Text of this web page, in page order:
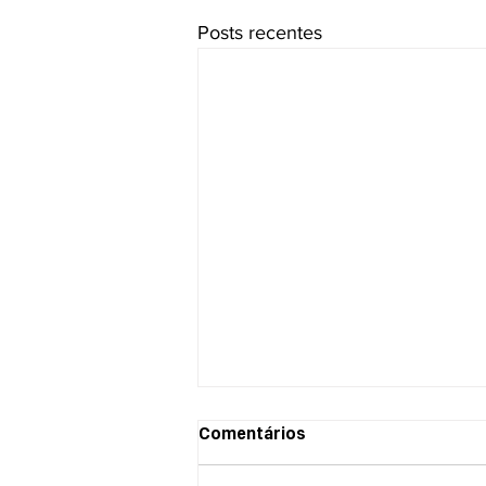
Posts recentes
EM MEIO À PANDEMIA,
JUSTIÇA OBRIGA URBS A
ADOTAR MEDIDAS
Comentários